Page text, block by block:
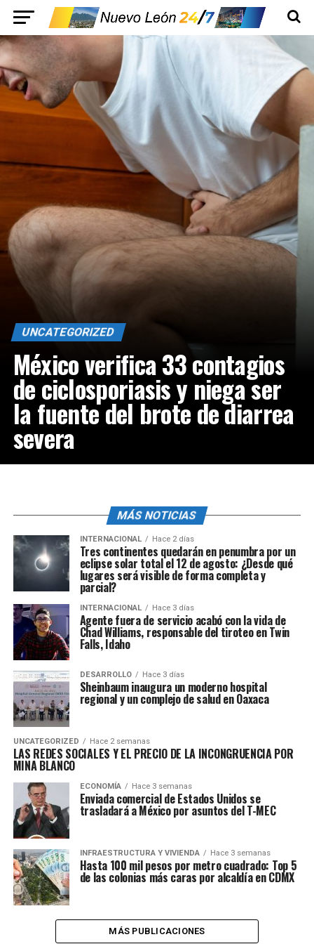
UNCATEGORIZED
México verifica 33 contagios
de ciclosporiasis y niega ser
la fuente del brote de diarrea
severa
MÁS NOTICIAS
INTERNACIONAL Hace 2 días
Tres continentes quedarán en penumbra por un
eclipse solar total el 12 de agosto: ¿Desde qué
lugares será visible de forma completa y
parcial?
INTERNACIONAL Hace 3 días
Agente fuera de servicio acabó con la vida de
Chad Williams, responsable del tiroteo en Twin
Falls, Idaho
DESARROLLO Hace 3 días
Sheinbaum inaugura un moderno hospital
regional y un complejo de salud en Oaxaca
UNCATEGORIZED Hace 2 semanas
LAS REDES SOCIALES Y EL PRECIO DE LA INCONGRUENCIA POR
MINA BLANCO
ECONOMÍA Hace 3 semanas
Enviada comercial de Estados Unidos se
trasladará a México por asuntos del T-MEC
INFRAESTRUCTURA Y VIVIENDA Hace 3 semanas
Hasta 100 mil pesos por metro cuadrado: Top 5
de las colonias más caras por alcaldía en CDMX
MÁS PUBLICACIONES